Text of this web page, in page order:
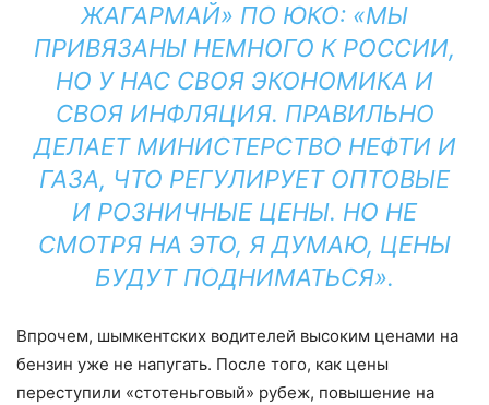
ЖАГАРМАЙ» ПО ЮКО: «МЫ
ПРИВЯЗАНЫ НЕМНОГО К РОССИИ,
НО У НАС СВОЯ ЭКОНОМИКА И
СВОЯ ИНФЛЯЦИЯ. ПРАВИЛЬНО
ДЕЛАЕТ МИНИСТЕРСТВО НЕФТИ И
ГАЗА, ЧТО РЕГУЛИРУЕТ ОПТОВЫЕ
И РОЗНИЧНЫЕ ЦЕНЫ. НО НЕ
СМОТРЯ НА ЭТО, Я ДУМАЮ, ЦЕНЫ
БУДУТ ПОДНИМАТЬСЯ».
Впрочем, шымкентских водителей высоким ценами на
бензин уже не напугать. После того, как цены
переступили «стотеньговый» рубеж, повышение на